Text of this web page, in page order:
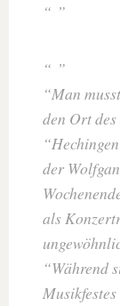
Man
den Ort
der
als
Während